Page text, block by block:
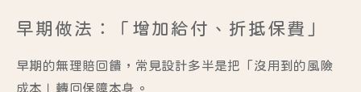
早期做法：「增加給付、折抵保費」
早期的無理賠回饋，常見設計多半是把「沒用到的風險
成本」轉回保障本身。